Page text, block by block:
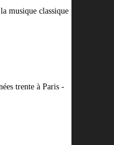
musique classique
trente à Paris -